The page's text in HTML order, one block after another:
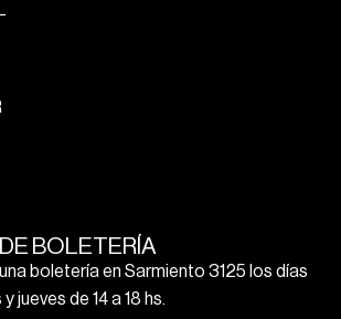
BOLETERÍA
boletería en Sarmiento 3125 los días
jueves de 14 a 18 hs.